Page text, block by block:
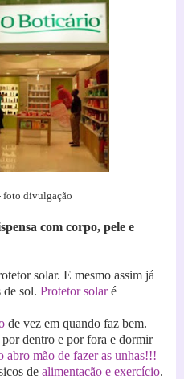
divulgação
com corpo, pele e
solar. E mesmo assim já
de sol. Protetor solaré
de vez em quando faz bem.
dentro e por fora e dormir
abro mão de fazer as unhas!!!
de alimentacão e exercício.